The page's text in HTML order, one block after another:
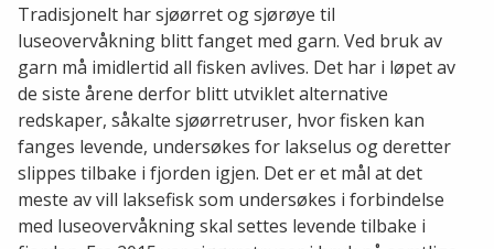
Tradisjonelt har sjøørret og sjørøye til
luseovervåkning blitt fanget med garn. Ved bruk av
garn må imidlertid all fisken avlives. Det har i løpet av
de siste årene derfor blitt utviklet alternative
redskaper, såkalte sjøørretruser, hvor fisken kan
fanges levende, undersøkes for lakselus og deretter
slippes tilbake i fjorden igjen. Det er et mål at det
meste av vill laksefisk som undersøkes i forbindelse
med luseovervåkning skal settes levende tilbake i